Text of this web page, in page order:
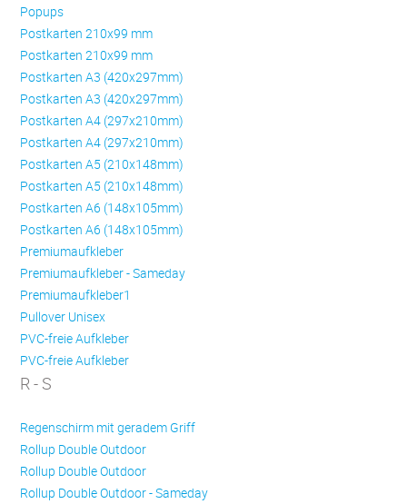
Popups
Postkarten 210x99 mm
Postkarten 210x99 mm
Postkarten A3 (420x297mm)
Postkarten A3 (420x297mm)
Postkarten A4 (297x210mm)
Postkarten A4 (297x210mm)
Postkarten A5 (210x148mm)
Postkarten A5 (210x148mm)
Postkarten A6 (148x105mm)
Postkarten A6 (148x105mm)
Premiumaufkleber
Premiumaufkleber - Sameday
Premiumaufkleber1
Pullover Unisex
PVC-freie Aufkleber
PVC-freie Aufkleber
R - S
Regenschirm mit geradem Griff
Rollup Double Outdoor
Rollup Double Outdoor
Rollup Double Outdoor - Sameday